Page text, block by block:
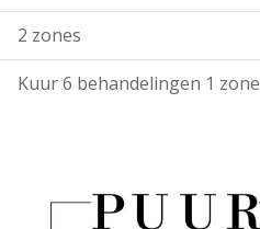
2 zones
Kuur 6 behandelingen 1 zone